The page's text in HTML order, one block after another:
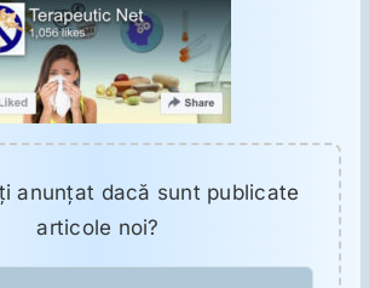
anunţat dacă sunt publicate
articole noi?